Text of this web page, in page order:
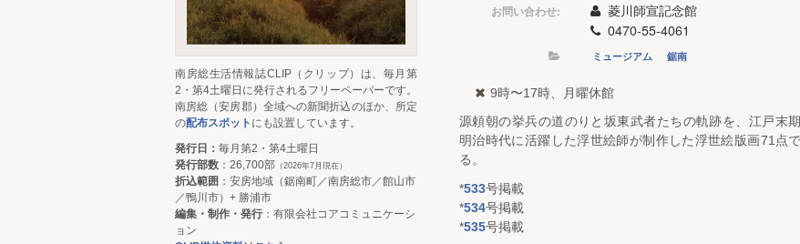
お問い合わせ:
菱川師宣記念館
0470-55-4061
ミュージアム 鋸南
9時〜17時、月曜休館
源頼朝の挙兵の道のりと坂東武者たちの軌跡を、江戸末
明治時代に活躍した浮世絵師が制作した浮世絵版画71点
る。
*533号掲載
*534号掲載
*535号掲載
南房総生活情報誌CLIP（クリップ）は、毎月第
2・第4土曜日に発行されるフリーペーパーです。
南房総（安房郡）全域への新聞折込のほか、所定
の配布スポット にも設置しています。
発行日： 毎月第2・第4土曜日
発行部数 ：26,700部 （2026年7月現在）
折込範囲 ：安房地域（鋸南町／南房総市／館山市
／鴨川市）+ 勝浦市
編集・制作・発行：有限会社コアコミュニケーシ
ョン